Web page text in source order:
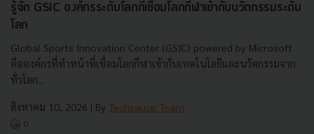
รู้จัก GSIC องค์กรระดับโลกที่เชื่อมโลกกีฬาเข้ากับนวัตกรรมระดับ
โลก
Global Sports Innovation Center (GSIC) powered by Microsoft
คือองค์กรที่ทำหน้าที่เชื่อมโลกกีฬาเข้ากับเทคโนโลยีและนวัตกรรมจาก
ทั่วโลก...
สิงหาคม 10, 2026 | By Techsauce Team
0